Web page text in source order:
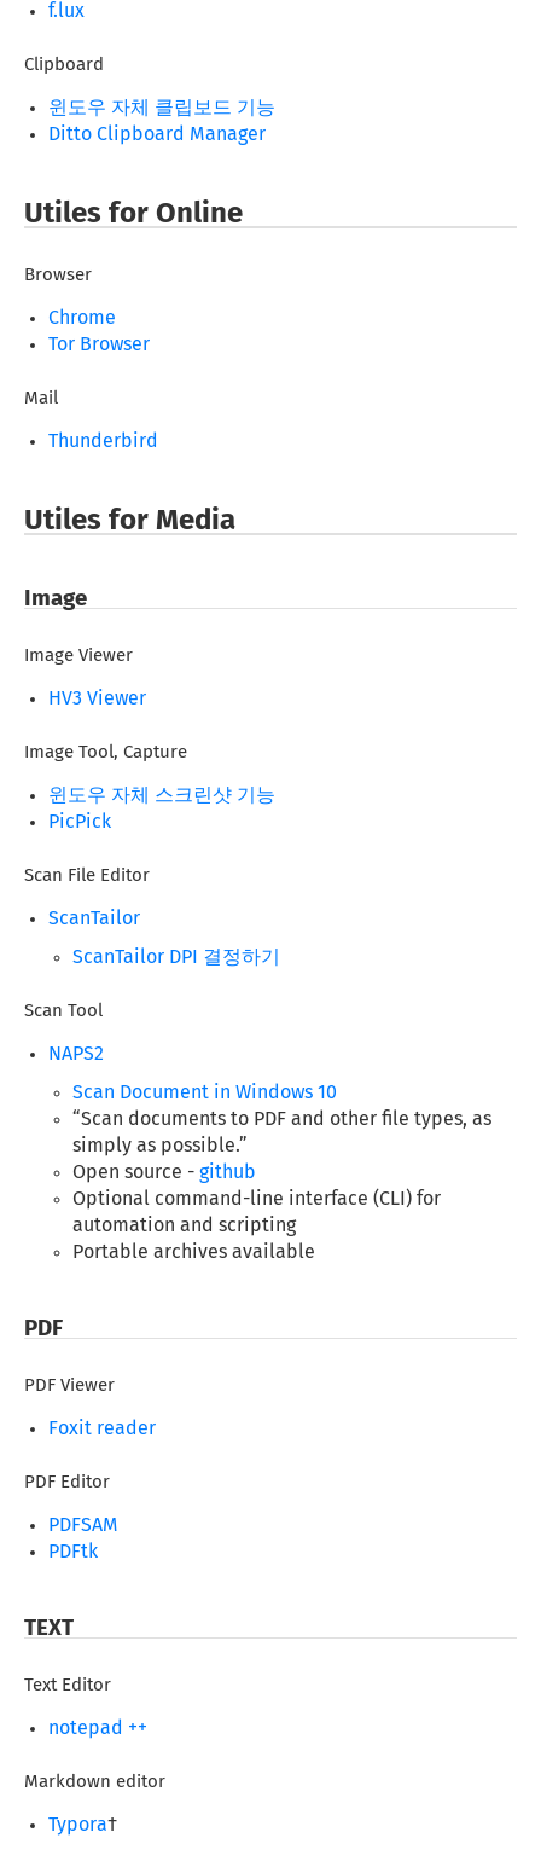
f.lux
Clipboard
윈도우 자체 클립보드 기능
Ditto Clipboard Manager
Utiles for Online
Browser
Chrome
Tor Browser
Mail
Thunderbird
Utiles for Media
Image
Image Viewer
HV3 Viewer
Image Tool, Capture
윈도우 자체 스크린샷 기능
PicPick
Scan File Editor
ScanTailor
ScanTailor DPI 결정하기
Scan Tool
NAPS2
Scan Document in Windows 10
“Scan documents to PDF and other file types, as
simply as possible.”
Open source - github
Optional command-line interface (CLI) for
automation and scripting
Portable archives available
PDF
PDF Viewer
Foxit reader
PDF Editor
PDFSAM
PDFtk
TEXT
Text Editor
notepad ++
Markdown editor
Typora†